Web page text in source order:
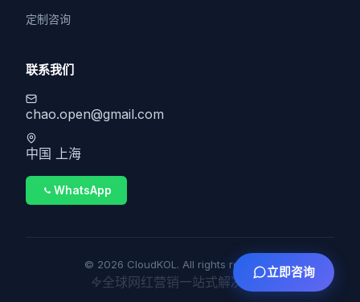
定制咨询
联系我们
chao.open@gmail.com
中国 上海
WhatsApp
© 2026 CloudKOL. All rights reserved.
全球网红营销一站式解决方案
立即咨询